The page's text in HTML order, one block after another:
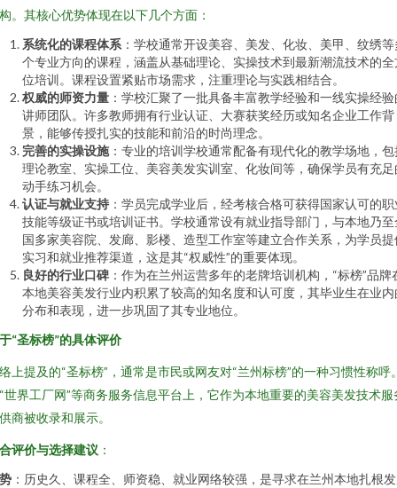
。其核心优势体现在以下几个方面：
系统化的课程体系 ：学校通常开设美容、美发、化妆、美甲、纹绣
个专业方向的课程，涵盖从基础理论、实操技术到最新潮流技术的全
位培训。课程设置紧贴市场需求，注重理论与实践相结合。
权威的师资力量 ：学校汇聚了一批具备丰富教学经验和一线实操经验
讲师团队。许多教师拥有行业认证、大赛获奖经历或知名企业工作背
景，能够传授扎实的技能和前沿的时尚理念。
完善的实操设施：专业的培训学校通常配备有现代化的教学场地，包
理论教室、实操工位、美容美发实训室、化妆间等，确保学员有充足
动手练习机会。
认证与就业支持 ：学员完成学业后，经考核合格可获得国家认可的职
技能等级证书或培训证书。学校通常设有就业指导部门，与本地乃至
国多家美容院、发廊、影楼、造型工作室等建立合作关系，为学员提
实习和就业推荐渠道，这是其“权威性”的重要体现。
良好的行业口碑 ：作为在兰州运营多年的老牌培训机构，“标榜”品牌
本地美容美发行业内积累了较高的知名度和认可度，其毕业生在业内
分布和表现，进一步巩固了其专业地位。
“圣标榜”的具体评价
上提及的“圣标榜”，通常是市民或网友对“兰州标榜”的一种习惯性称呼
世界工厂网”等商务服务信息平台上，它作为本地重要的美容美发技术服
商被收录和展示。
评价与选择建议 ：
：历史久、课程全、师资稳、就业网络较强，是寻求在兰州本地扎根